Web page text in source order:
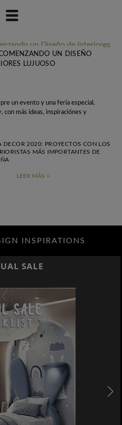
UN DISEÑO
LUJUOSO
un evento y una feria especial,
con más ideas, inspiraciónes y
DECOR 2020: PROYECTOS CON LOS
MÁS IMPORTANTES DE
LEER MÁS +
INSPIRATIONS
SALE